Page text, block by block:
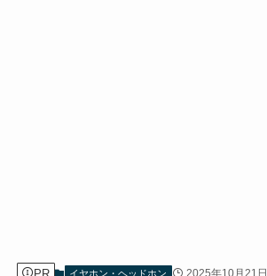
イヤホン・ヘッドホン 2025年10月21日